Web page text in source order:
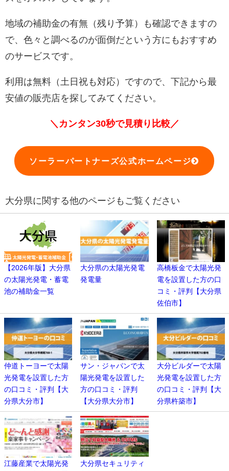
地域の補助金の有無（残り予算）も確認できますの
で、色々と調べるのが面倒だという方にもおすすめ
のサービスです。
利用は無料（土日祝も対応）ですので、下記から最
安値の販売店を探してみてください。
＼カンタン30秒で見積り比較／
ソーラーパートナーズ公式ホームページ
大分県に関する他のページもご覧ください
【2026年版】大分県
の太陽光発電・蓄電
池の補助金一覧
大分県の太陽光発電
発電量
高橋板金で太陽光発
電を設置した方の口
コミ・評判【大分県
佐伯市】
仲道トーヨーで太陽
光発電を設置した方
の口コミ・評判【大
分県大分市】
サン・ジャパンで太
陽光発電を設置した
方の口コミ・評判
【大分県大分市】
大分ビルダーで太陽
光発電を設置した方
の口コミ・評判【大
分県杵築市】
江藤産業で太陽光発
大分県セキュリティ